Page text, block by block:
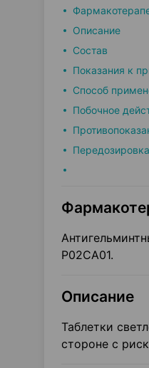
Описание
Состав
Показания к
Способ
Побочное
Передозировка
Р02СА01.
Описание
Таблетки
стороне с